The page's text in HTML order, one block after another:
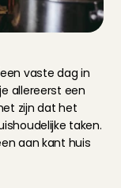
vaste dag in
allereerst een
zijn dat het
taken.
aan kant huis